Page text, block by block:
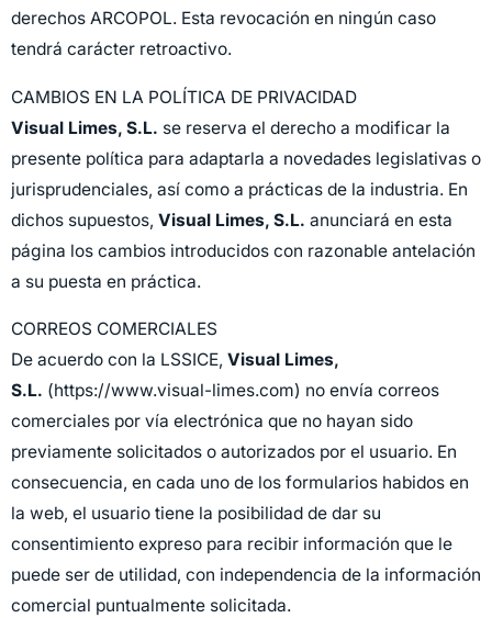
derechos ARCOPOL. Esta revocación en ningún caso
tendrá carácter retroactivo.
CAMBIOS EN LA POLÍTICA DE PRIVACIDAD
Visual Limes, S.L. se reserva el derecho a modificar la
presente política para adaptarla a novedades legislativas o
jurisprudenciales, así como a prácticas de la industria. En
dichos supuestos, Visual Limes, S.L. anunciará en esta
página los cambios introducidos con razonable antelación
a su puesta en práctica.
CORREOS COMERCIALES
De acuerdo con la LSSICE, Visual Limes,
S.L. (https://www.visual-limes.com) no envía correos
comerciales por vía electrónica que no hayan sido
previamente solicitados o autorizados por el usuario. En
consecuencia, en cada uno de los formularios habidos en
la web, el usuario tiene la posibilidad de dar su
consentimiento expreso para recibir información que le
puede ser de utilidad, con independencia de la información
comercial puntualmente solicitada.